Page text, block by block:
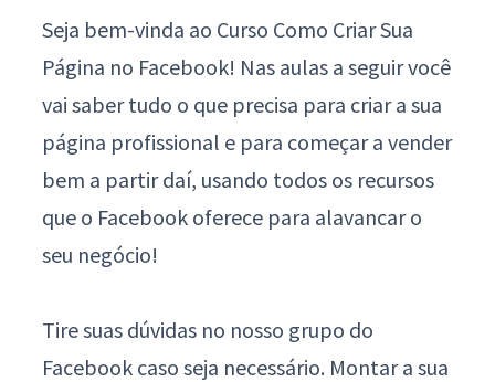
Seja bem-vinda ao Curso Como Criar Sua
Página no Facebook! Nas aulas a seguir você
vai saber tudo o que precisa para criar a sua
página profissional e para começar a vender
bem a partir daí, usando todos os recursos
que o Facebook oferece para alavancar o
seu negócio!
Tire suas dúvidas no nosso grupo do
Facebook caso seja necessário. Montar a sua